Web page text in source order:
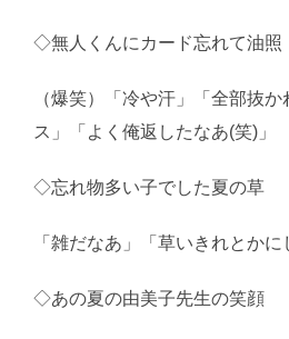
◇無人くんにカード忘れて
（爆笑）「冷や汗」「全部抜
ス」「よく俺返したなあ(笑)」
◇忘れ物多い子でした夏の
「雑だなあ」「草いきれとかに
◇あの夏の由美子先生の笑